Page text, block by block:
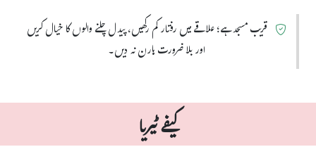
قریب مسجد ہے؛ علاقے میں رفتار کم رکھیں، پیدل چلنے والوں کا خیال کریں
اور بلا ضرورت ہارن نہ دیں۔
کیفے ٹیریا